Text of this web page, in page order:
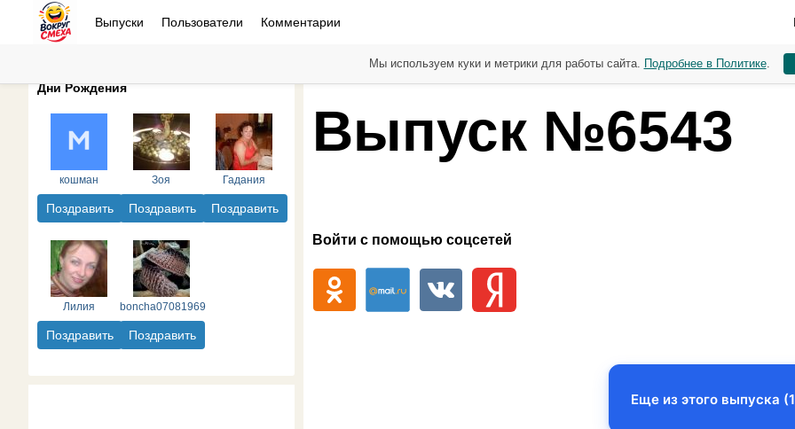
Выпуски Пользователи Комментарии
Дни Рождения
кошман
Поздравить
Зоя
Поздравить
Гадания
Поздравить
Лилия
Поздравить
boncha07081969
Поздравить
Выпуск №6543
Войти с помощью соцсетей
Еще из этого выпуска
Мы используем куки и метрики для работы сайта. Подробнее в Политике.